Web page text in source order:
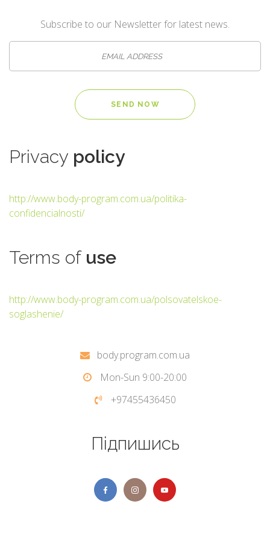
Subscribe to our Newsletter for latest news.
Privacy policy
http://www.body-program.com.ua/politika-
confidencialnosti/
Terms of use
http://www.body-program.com.ua/polsovatelskoe-
soglashenie/
body.program.com.ua
Mon-Sun 9:00-20:00
+97455436450
Підпишись